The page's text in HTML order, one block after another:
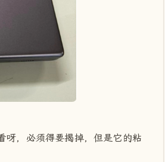
呀，必须得要揭掉，但是它的粘